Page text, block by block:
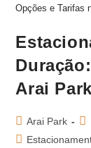
Arai Park
Arai Park